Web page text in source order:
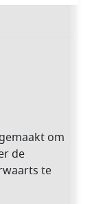
om
de
te